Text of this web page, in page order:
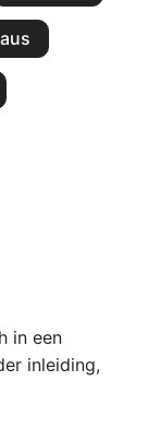
in een
inleiding,